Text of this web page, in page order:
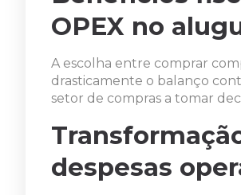
OPEX no
A escolha entre comprar
drasticamente o balanço
setor de compras a tomar
despesas